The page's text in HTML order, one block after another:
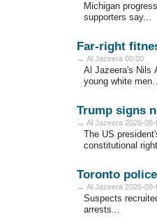
Michigan
supporters say...
Far-right
→ Al Jazeera 00:00
Al Jazeera's Nils
young white
Trump signs
→ Al Jazeera 2026-08-
The US
constitutional
Toronto
→ Al Jazeera 2026-08-
Suspects
arrests...